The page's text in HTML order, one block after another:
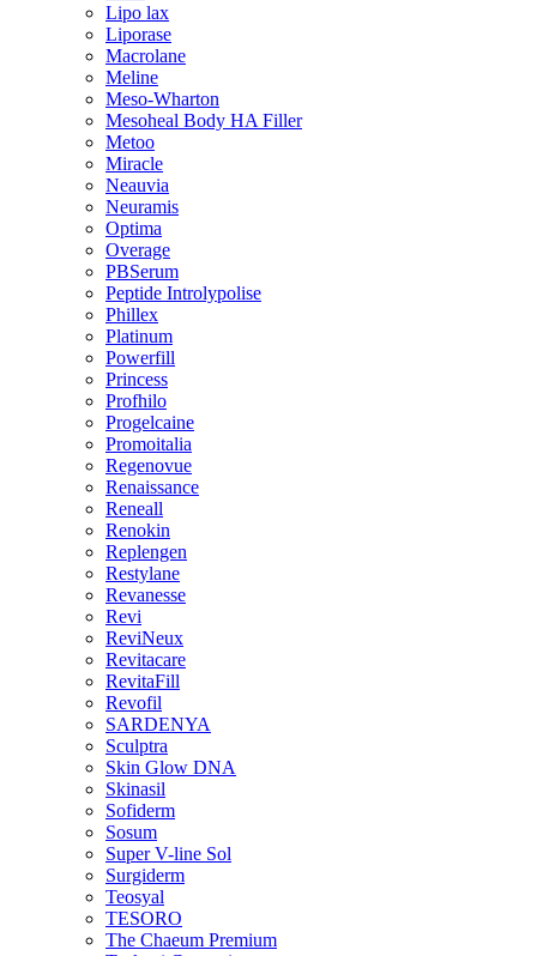
Lipo lax
Liporase
Macrolane
Meline
Meso-Wharton
Mesoheal Body HA Filler
Metoo
Miracle
Neauvia
Neuramis
Optima
Overage
PBSerum
Peptide Introlypolise
Phillex
Platinum
Powerfill
Princess
Profhilo
Progelcaine
Promoitalia
Regenovue
Renaissance
Reneall
Renokin
Replengen
Restylane
Revanesse
Revi
ReviNeux
Revitacare
RevitaFill
Revofil
SARDENYA
Sculptra
Skin Glow DNA
Skinasil
Sofiderm
Sosum
Super V-line Sol
Surgiderm
Teosyal
TESORO
The Chaeum Premium